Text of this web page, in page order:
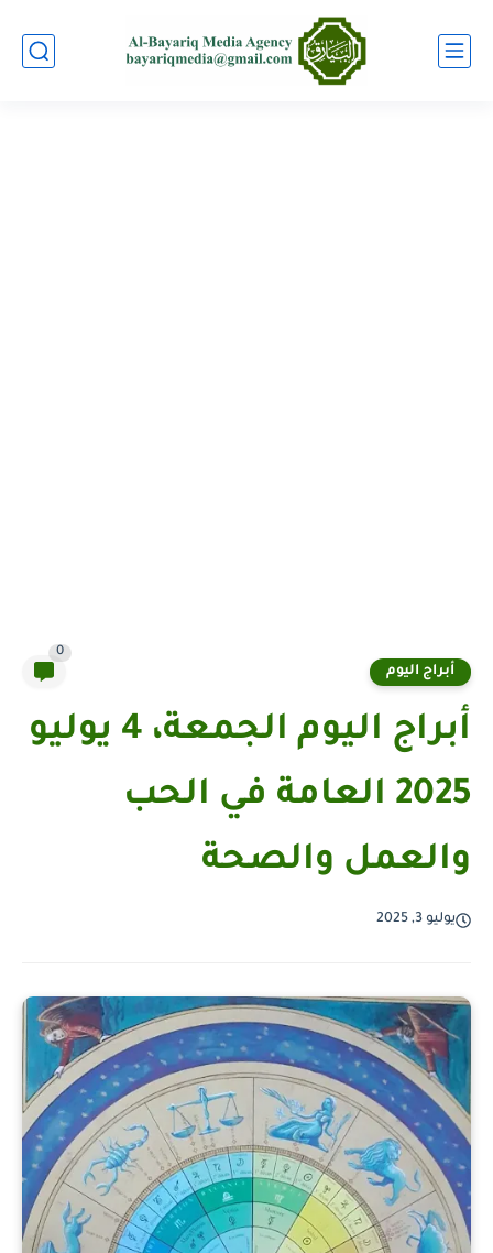
أبراج اليوم
0
أبراج اليوم الجمعة، 4 يوليو
2025 العامة في الحب
والعمل والصحة
يوليو 3, 2025